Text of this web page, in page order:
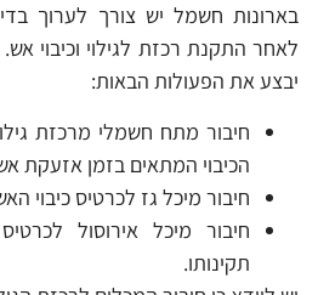
בארונות חשמל יש צורך לערוך
לאחר התקנת רכזת לגילוי וכיבוי
יבצע את הפעולות הבאות:
חיבור מתח חשמלי מרכזת
הכיבוי המתאים בזמן אזעקת
חיבור מיכל גז לכרטיס כיבוי
חיבור מיכל אירוסול
תקינותו.